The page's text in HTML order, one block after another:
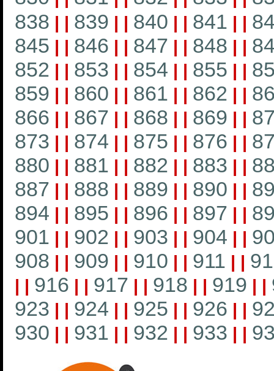
838 | | 839 | | 840 | | 841 | |
845 | | 846 | | 847 | | 848 | |
852 | | 853 | | 854 | | 855 | |
859 | | 860 | | 861 | | 862 | |
866 | | 867 | | 868 | | 869 | |
873 | | 874 | | 875 | | 876 | |
880 | | 881 | | 882 | | 883 | |
887 | | 888 | | 889 | | 890 | |
894 | | 895 | | 896 | | 897 | |
901 | | 902 | | 903 | | 904 | |
908 | | 909 | | 910 | | 911 | |
| | 916 | | 917 | | 918 | | 919 | |
923 | | 924 | | 925 | | 926 | |
930 | | 931 | | 932 | | 933 | |